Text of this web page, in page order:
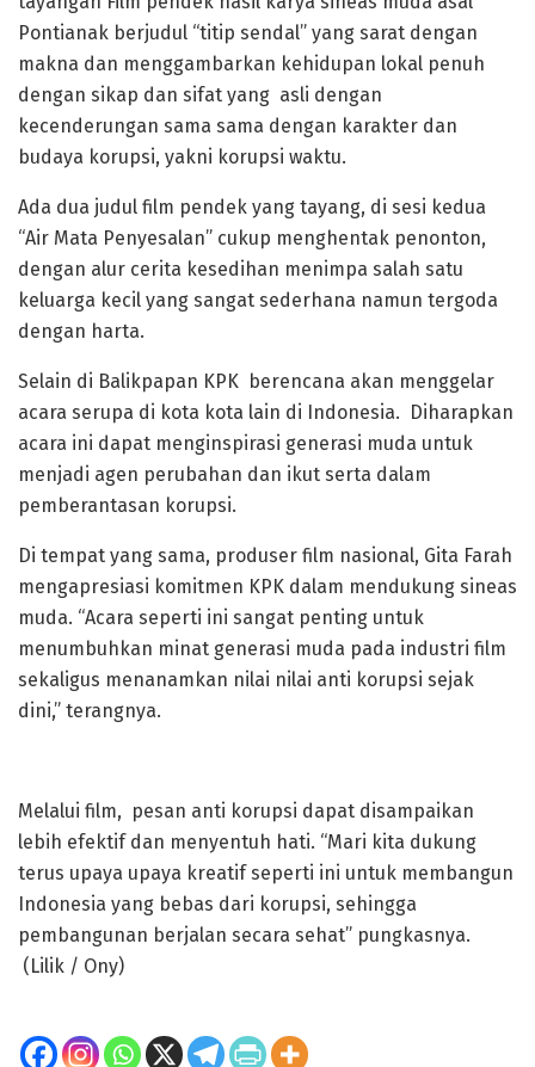
Pontianak berjudul “titip sendal” yang sarat dengan
makna dan menggambarkan kehidupan lokal penuh
dengan sikap dan sifat yang asli dengan
kecenderungan sama sama dengan karakter dan
budaya korupsi, yakni korupsi waktu.
Ada dua judul film pendek yang tayang, di sesi kedua
“Air Mata Penyesalan” cukup menghentak penonton,
dengan alur cerita kesedihan menimpa salah satu
keluarga kecil yang sangat sederhana namun tergoda
dengan harta.
Selain di Balikpapan KPK berencana akan menggelar
acara serupa di kota kota lain di Indonesia. Diharapkan
acara ini dapat menginspirasi generasi muda untuk
menjadi agen perubahan dan ikut serta dalam
pemberantasan korupsi.
Di tempat yang sama, produser film nasional, Gita Farah
mengapresiasi komitmen KPK dalam mendukung sineas
muda. “Acara seperti ini sangat penting untuk
menumbuhkan minat generasi muda pada industri film
sekaligus menanamkan nilai nilai anti korupsi sejak
dini,” terangnya.
Melalui film, pesan anti korupsi dapat disampaikan
lebih efektif dan menyentuh hati. “Mari kita dukung
terus upaya upaya kreatif seperti ini untuk membangun
Indonesia yang bebas dari korupsi, sehingga
pembangunan berjalan secara sehat” pungkasnya.
(Lilik / Ony)